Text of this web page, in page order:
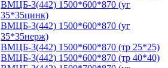
ВМЦБ-3(442) 1500*600*870 (уг
35*35цинк)
ВМЦБ-3(442) 1500*600*870 (уг
35*35нерж)
ВМЦБ-3(442) 1500*600*870 (тр 25*25)
ВМЦБ-3(442) 1500*600*870 (тр 40*40)